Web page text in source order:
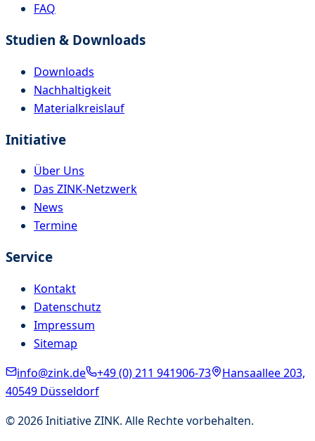
FAQ
Studien & Downloads
Downloads
Nachhaltigkeit
Materialkreislauf
Initiative
Über Uns
Das ZINK-Netzwerk
News
Termine
Service
Kontakt
Datenschutz
Impressum
Sitemap
info@zink.de
+49 (0) 211 941906-73
Hansaallee 203,
40549 Düsseldorf
©2026Initiative ZINK. Alle Rechte vorbehalten.